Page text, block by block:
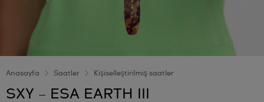
Anasayfa Saatler Kişiselleştirilmiş saatler
SXY – ESA EARTH III